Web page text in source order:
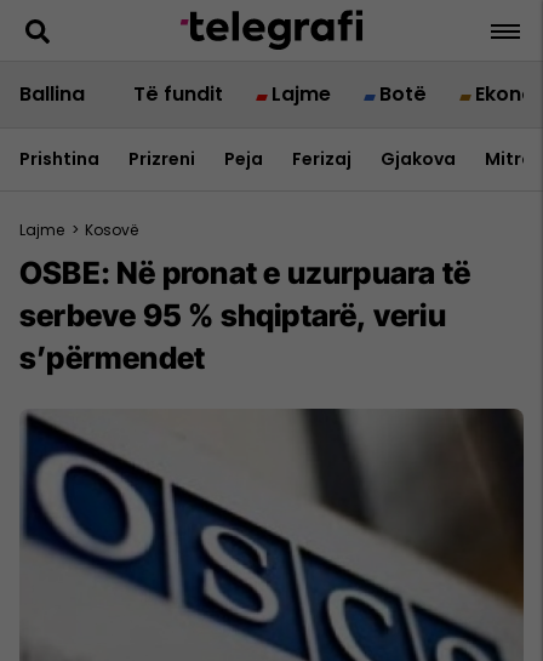
Ballina Të fundit Lajme Botë
Prishtina Prizreni Peja Ferizaj Gjakova
Lajme > Kosovë
OSBE: Në pronat e uzurpuara të
serbeve 95 % shqiptarë, veriu
s’përmendet